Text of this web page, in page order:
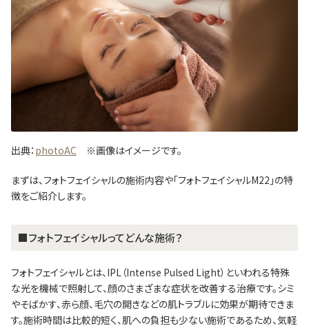
出典： photoAC ※画像はイメージです。
まずは、フォトフェイシャルの施術内容や「フォトフェイシャルM22」の特
徴をご紹介します。
■フォトフェイシャルってどんな施術？
フォトフェイシャルとは、IPL（Intense Pulsed Light）といわれる特殊
な光を機械で照射して、顔のさまざまな症状を改善する治療です。シミ
やそばかす、赤ら顔、毛穴の開きなどの肌トラブルに効果が期待できま
す。施術時間は比較的短く、肌への負担も少ない施術であるため、気軽